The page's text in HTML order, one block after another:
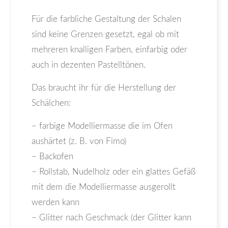
Für die farbliche Gestaltung der Schalen
sind keine Grenzen gesetzt, egal ob mit
mehreren knalligen Farben, einfarbig oder
auch in dezenten Pastelltönen.
Das braucht ihr für die Herstellung der
Schälchen:
– farbige Modelliermasse die im Ofen
aushärtet (z. B. von Fimo)
– Backofen
– Rollstab, Nudelholz oder ein glattes Gefäß
mit dem die Modelliermasse ausgerollt
werden kann
– Glitter nach Geschmack (der Glitter kann